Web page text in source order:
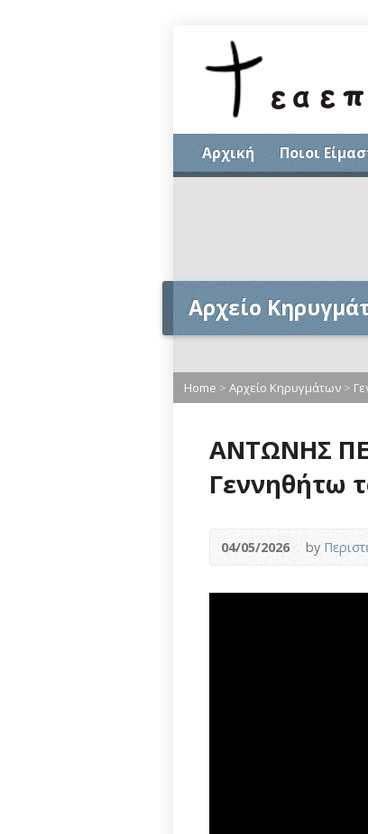
Αρχική Ποιοι
Αρχείο
Home > Αρχείο Κηρυγμάτων >
ΑΝΤΩΝΗΣ
Γεννηθήτω
04/05/2026 by